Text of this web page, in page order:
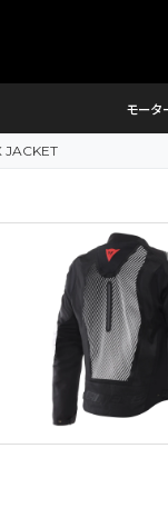
モータ
JACKET